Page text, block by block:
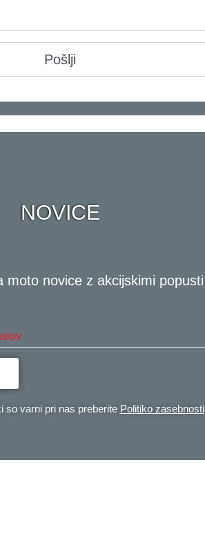
NOVICE
moto novice z akcijskimi popusti
so varni pri nas preberite Politiko zasebnosti